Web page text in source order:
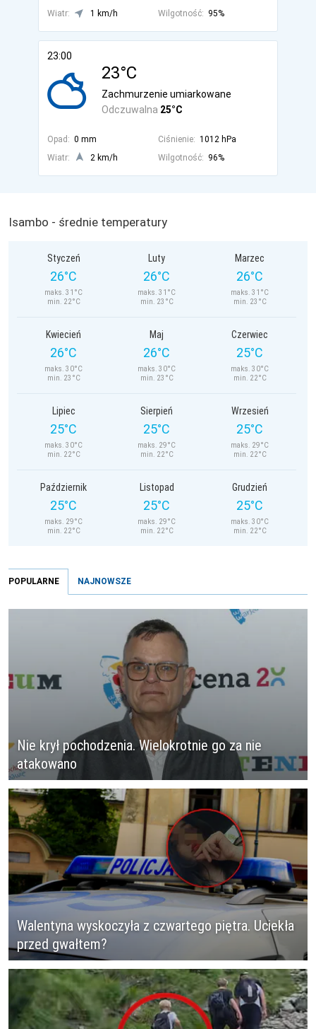
Wiatr: 1 km/h Wilgotność: 95%
23:00
23°C
Odczuwalna 25°C
Zachmurzenie umiarkowane
Opad: 0 mm Ciśnienie: 1012 hPa
Wiatr:
2 km/h Wilgotność: 96%
Isambo - średnie temperatury
Styczeń
26°C
maks. 31°C
min. 22°C
Luty
26°C
maks. 31°C
min. 23°C
Marzec
26°C
maks. 31°C
min. 23°C
Kwiecień
26°C
maks. 30°C
min. 23°C
Maj
26°C
maks. 30°C
min. 23°C
Czerwiec
25°C
maks. 30°C
min. 22°C
Lipiec
25°C
maks. 30°C
min. 22°C
Sierpień
25°C
maks. 29°C
min. 22°C
Wrzesień
25°C
maks. 29°C
min. 22°C
Październik
25°C
maks. 29°C
min. 22°C
Listopad
25°C
maks. 29°C
min. 22°C
Grudzień
25°C
maks. 30°C
min. 22°C
POPULARNE NAJNOWSZE
Nie krył pochodzenia. Wielokrotnie go za nie
atakowano
Walentyna wyskoczyła z czwartego piętra. Uciekła
przed gwałtem?